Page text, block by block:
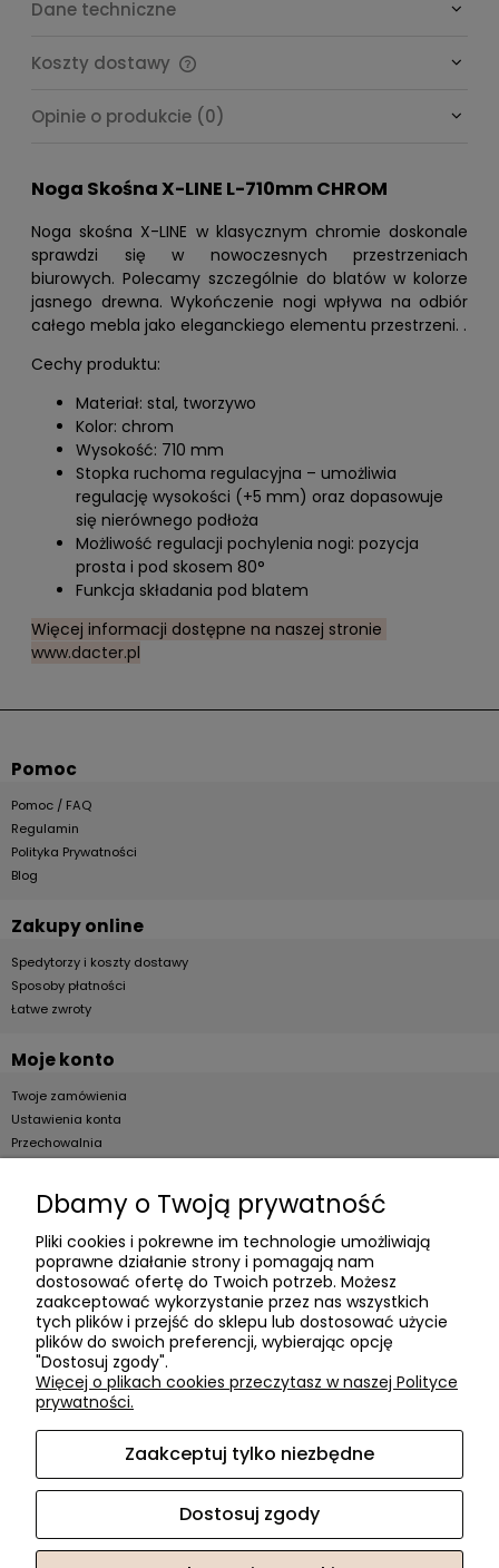
Dane techniczne
Koszty dostawy
Opinie o produkcie (0)
Noga Skośna X-LINE L-710mm CHROM
Noga skośna X-LINE w klasycznym chromie doskonale
sprawdzi się w nowoczesnych przestrzeniach
biurowych. Polecamy szczególnie do blatów w kolorze
jasnego drewna. Wykończenie nogi wpływa na odbiór
całego mebla jako eleganckiego elementu przestrzeni. .
Cechy produktu:
Materiał: stal, tworzywo
Kolor: chrom
Wysokość: 710 mm
Stopka ruchoma regulacyjna – umożliwia
regulację wysokości (+5 mm) oraz dopasowuje
się nierównego podłoża
Możliwość regulacji pochylenia nogi: pozycja
prosta i pod skosem 80°
Funkcja składania pod blatem
Więcej informacji dostępne na naszej stronie
www.dacter.pl
Pomoc
Pomoc / FAQ
Regulamin
Polityka Prywatności
Blog
Zakupy online
Spedytorzy i koszty dostawy
Sposoby płatności
Łatwe zwroty
Moje konto
Twoje zamówienia
Ustawienia konta
Przechowalnia
Dla firm
O firmie
Informacje o firmie
Kontakt
dacter.pl
Akcesoria meblowe DAC TER | ul. Przepiórki 56, 02-410
Warszawa, woj. mazowieckie | E-mail:sklep@dacter.plTel.:
602677377| NIP: 5220052421 REGON: 012076264
Dbamy o Twoją prywatność
Pliki cookies i pokrewne im technologie umożliwiają
poprawne działanie strony i pomagają nam
dostosować ofertę do Twoich potrzeb. Możesz
zaakceptować wykorzystanie przez nas wszystkich
tych plików i przejść do sklepu lub dostosować użycie
plików do swoich preferencji, wybierając opcję
"Dostosuj zgody".
Więcej o plikach cookies przeczytasz w naszej Polityce
prywatności.
Zaakceptuj tylko niezbędne
Dostosuj zgody